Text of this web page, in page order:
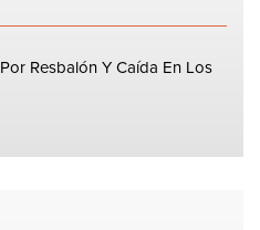
Resbalón Y Caída En Los